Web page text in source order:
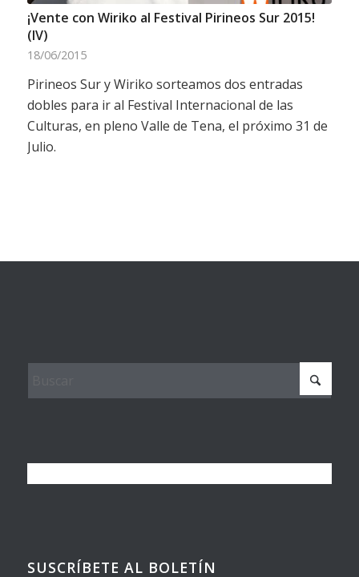
¡Vente con Wiriko al Festival Pirineos Sur 2015!
(IV)
18/06/2015
Pirineos Sur y Wiriko sorteamos dos entradas
dobles para ir al Festival Internacional de las
Culturas, en pleno Valle de Tena, el próximo 31 de
Julio.
SUSCRÍBETE AL BOLETÍN